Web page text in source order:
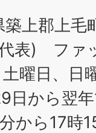
上郡上毛
表) ファ
曜日、日
日から翌
から17時